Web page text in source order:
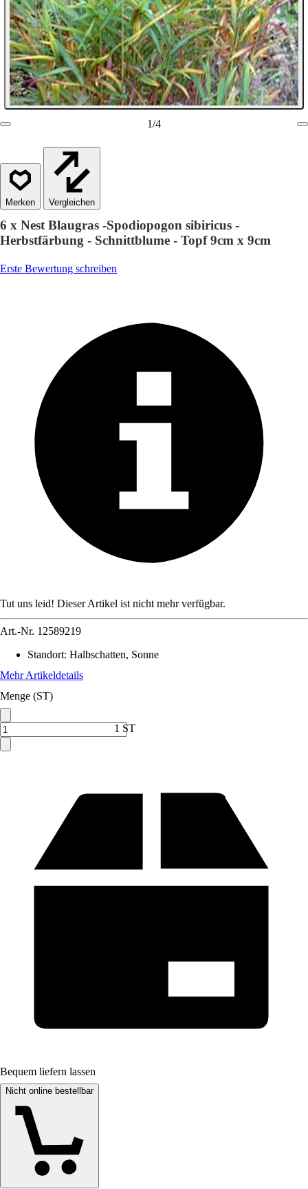
1/4
Vergleichen
6 x Nest Blaugras -Spodiopogon sibiricus -
Herbstfärbung - Schnittblume - Topf 9cm x 9cm
Erste Bewertung schreiben
Tut uns leid! Dieser Artikel ist nicht mehr verfügbar.
Art.-Nr. 12589219
Standort: Halbschatten, Sonne
Mehr Artikeldetails
Menge (ST)
1 ST
Bequem liefern lassen
Nicht online bestellbar